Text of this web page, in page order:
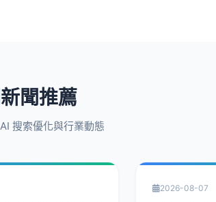
聞推薦
搜索優化與行業動態
2026-08-07